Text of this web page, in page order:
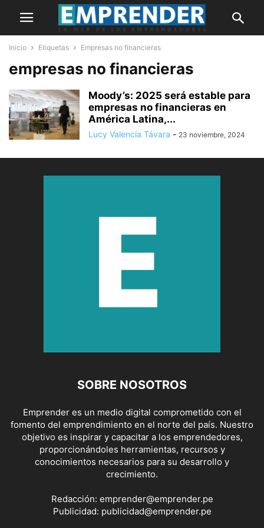
Inicio Etiquetas Empresas no financieras
empresas no financieras
Moody’s: 2025 será estable para
empresas no financieras en
América Latina,...
Lucy Valencia Távara - 23 noviembre, 2024
SOBRE NOSOTROS
Emprender es un medio digital comprometido con el
fomento del emprendimiento en el norte del país. Nuestro
objetivo es inspirar y capacitar a los emprendedores,
proporcionándoles herramientas, recursos y
conocimientos necesarios para su desarrollo y
crecimiento.
Redacción: emprender@emprender.pe
Publicidad: publicidad@emprender.pe